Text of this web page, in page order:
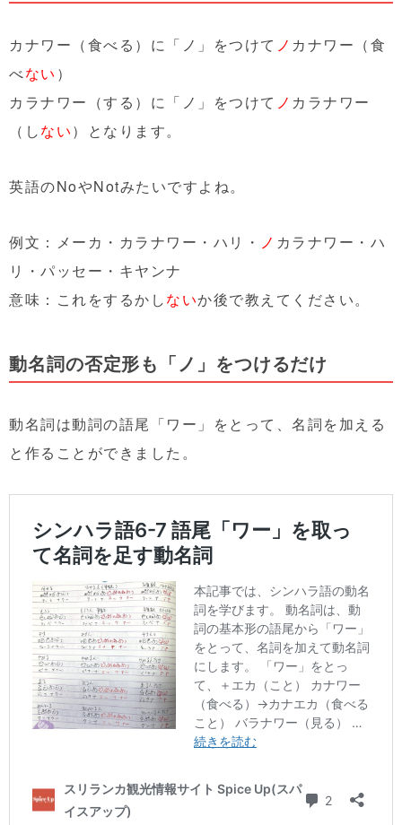
カナワー（食べる）に「ノ」をつけて ノ カナワー（食
べない ）
カラナワー（する）に「ノ」をつけて ノ カラナワー
（しない）となります。
英語のNoやNotみたいですよね。
例文：メーカ・カラナワー・ハリ・ ノ カラナワー・ハ
リ・パッセー・キヤンナ
意味：これをするかしないか後で教えてください。
動名詞の否定形も「ノ」をつけるだけ
動名詞は動詞の語尾「ワー」をとって、名詞を加える
と作ることができました。